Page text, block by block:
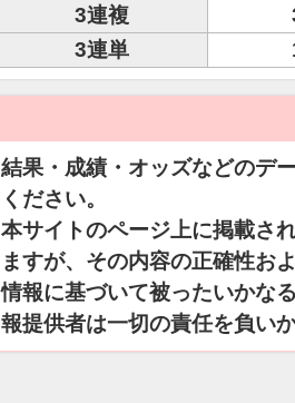
3連複
3連単
結果・成績・オッズなどのデ
ください。
本サイトのページ上に掲載さ
ますが、その内容の正確性お
情報に基づいて被ったいかな
報提供者は一切の責任を負いか